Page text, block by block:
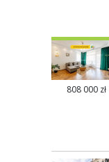
808 000 zł